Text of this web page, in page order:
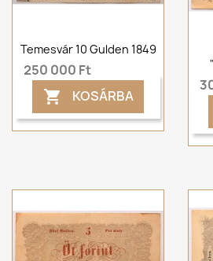
Temesvár 10 Gulden 1849
250 000 Ft
 KOSÁRBA